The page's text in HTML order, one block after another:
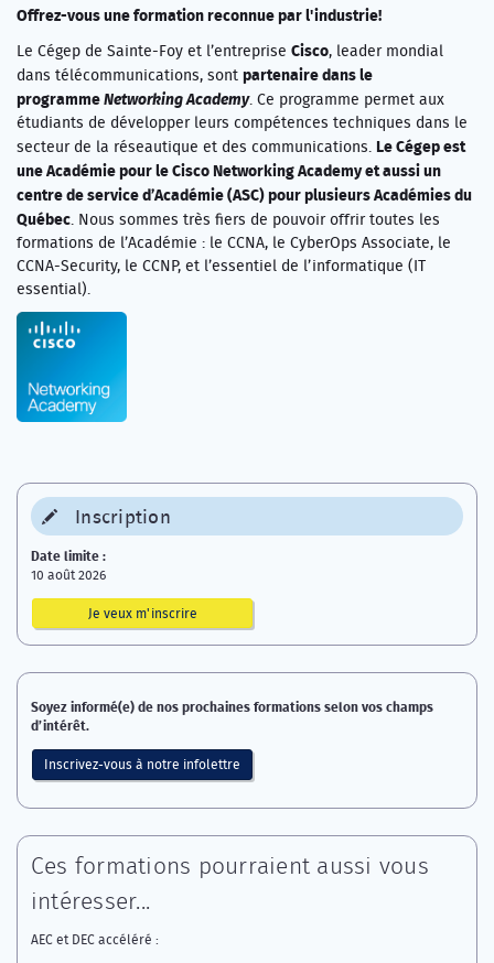
Offrez-vous une formation reconnue par l'industrie!
Le Cégep de Sainte-Foy et l’entreprise Cisco, leader mondial
dans télécommunications, sont partenaire dans le
programmeNetworking Academy. Ce programme permet aux
étudiants de développer leurs compétences techniques dans le
secteur de la réseautique et des communications. Le Cégep est
une Académie pour le Cisco Networking Academy et aussi un
centre de service d’Académie (ASC) pour plusieurs Académies du
Québec. Nous sommes très fiers de pouvoir offrir toutes les
formations de l’Académie : le CCNA, le CyberOps Associate, le
CCNA-Security, le CCNP, et l’essentiel de l’informatique (IT
essential).
Inscription
Date limite :
10 août 2026
Je veux m'inscrire
Soyez informé(e) de nos prochaines formations selon vos champs
d’intérêt.
Inscrivez-vous à notre infolettre
Ces formations pourraient aussi vous
intéresser...
AEC et DEC accéléré :